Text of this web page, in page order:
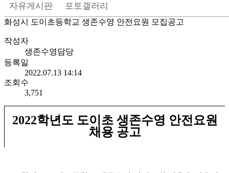
자유게시판 포토갤러리
화성시 도이초등학교 생존수영 안전요원 모집공고
작성자
생존수영담당
등록일
2022.07.13 14:14
조회수
3,751
2022학년도 도이초 생존수영 안전요원
채용 공고